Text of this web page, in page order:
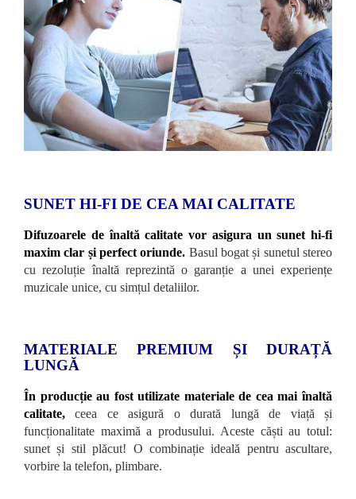
SUNET HI-FI DE CEA MAI CALITATE
Difuzoarele de înaltă calitate vor asigura un sunet hi-fi
maxim clar și perfect oriunde. Basul bogat și sunetul stereo
cu rezoluție înaltă reprezintă o garanție a unei experiențe
muzicale unice, cu simțul detaliilor.
MATERIALE PREMIUM ȘI DURAȚĂ
LUNGĂ
În producție au fost utilizate materiale de cea mai înaltă
calitate, ceea ce asigură o durată lungă de viață și
funcționalitate maximă a produsului. Aceste căști au totul:
sunet și stil plăcut! O combinație ideală pentru ascultare,
vorbire la telefon, plimbare.